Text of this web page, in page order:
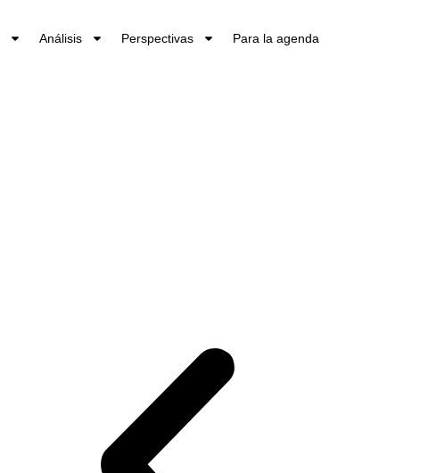
Análisis Perspectivas Para la agenda